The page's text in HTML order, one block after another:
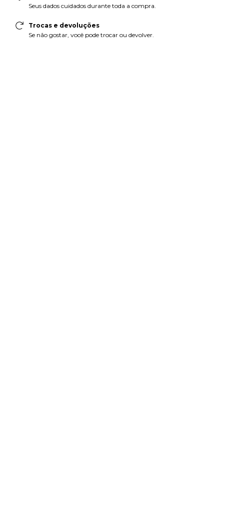
Seus dados cuidados durante toda a compra.
Trocas e devoluções
Se não gostar, você pode trocar ou devolver.